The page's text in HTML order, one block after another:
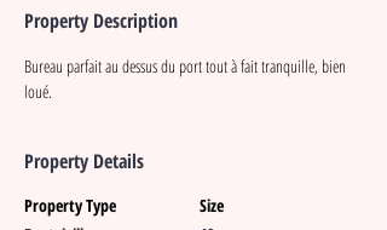
Property Description
Bureau parfait au dessus du port tout à fait tranquille, bien
loué.
Property Details
Property Type
Size